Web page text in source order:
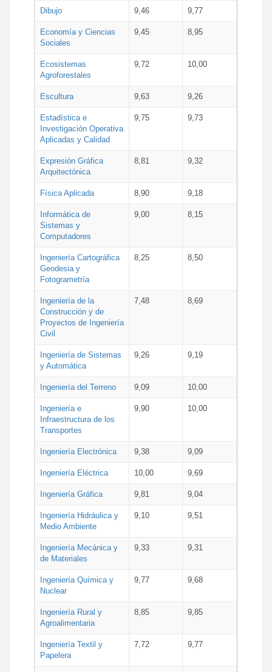
Dibujo 9,46 9,77
Economía y Ciencias
Sociales
9,45 8,95
Ecosistemas
Agroforestales
9,72 10,00
Escultura 9,63 9,26
Estadística e
Investigación Operativa
Aplicadas y Calidad
9,75 9,73
Expresión Gráfica
Arquitectónica
8,81 9,32
Física Aplicada 8,90 9,18
Informática de
Sistemas y
Computadores
9,00 8,15
Ingeniería Cartográfica
Geodesia y
Fotogrametría
8,25 8,50
Ingeniería de la
Construcción y de
Proyectos de Ingeniería
Civil
7,48 8,69
Ingeniería de Sistemas
y Automática
9,26 9,19
Ingeniería del Terreno 9,09 10,00
Ingeniería e
Infraestructura de los
Transportes
9,90 10,00
Ingeniería Electrónica 9,38 9,09
Ingeniería Eléctrica 10,00 9,69
Ingeniería Gráfica 9,81 9,04
Ingeniería Hidráulica y
Medio Ambiente
9,10 9,51
Ingeniería Mecánica y
de Materiales
9,33 9,31
Ingeniería Química y
Nuclear
9,77 9,68
Ingeniería Rural y
Agroalimentaria
8,85 9,85
Ingeniería Textil y
Papelera
7,72 9,77